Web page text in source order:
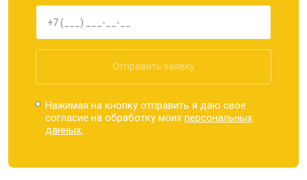
Отправить заявку
Нажимая на кнопку отправить я даю свое
согласие на обработку моихперсональных
данных.